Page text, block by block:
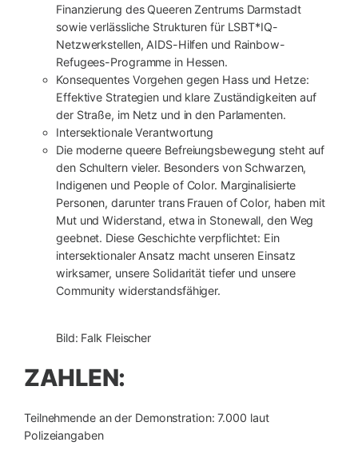
Finanzierung des Queeren Zentrums Darmstadt
sowie verlässliche Strukturen für LSBT*IQ-
Netzwerkstellen, AIDS-Hilfen und Rainbow-
Refugees-Programme in Hessen.
Konsequentes Vorgehen gegen Hass und Hetze:
Effektive Strategien und klare Zuständigkeiten auf
der Straße, im Netz und in den Parlamenten.
Intersektionale Verantwortung
Die moderne queere Befreiungsbewegung steht auf
den Schultern vieler. Besonders von Schwarzen,
Indigenen und People of Color. Marginalisierte
Personen, darunter trans Frauen of Color, haben mit
Mut und Widerstand, etwa in Stonewall, den Weg
geebnet. Diese Geschichte verpflichtet: Ein
intersektionaler Ansatz macht unseren Einsatz
wirksamer, unsere Solidarität tiefer und unsere
Community widerstandsfähiger.
Bild: Falk Fleischer
ZAHLEN:
Teilnehmende an der Demonstration: 7.000 laut
Polizeiangaben